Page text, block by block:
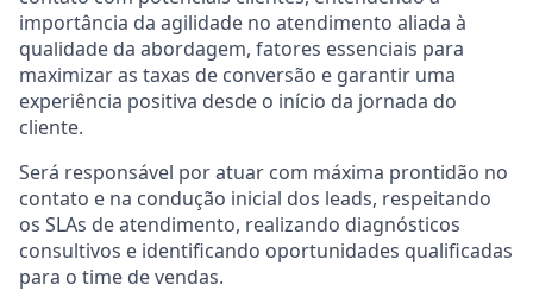
importância da agilidade no atendimento aliada à
qualidade da abordagem, fatores essenciais para
maximizar as taxas de conversão e garantir uma
experiência positiva desde o início da jornada do
cliente.
Será responsável por atuar com máxima prontidão no
contato e na condução inicial dos leads, respeitando
os SLAs de atendimento, realizando diagnósticos
consultivos e identificando oportunidades qualificadas
para o time de vendas.